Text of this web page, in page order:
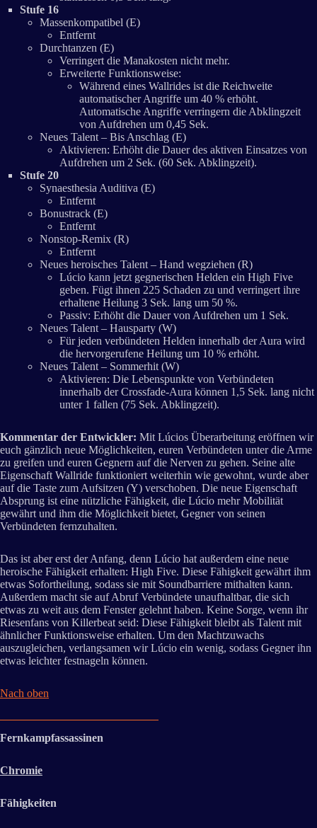
Stufe 16
Massenkompatibel (E)
Entfernt
Durchtanzen (E)
Verringert die Manakosten nicht mehr.
Erweiterte Funktionsweise:
Während eines Wallrides ist die Reichweite
automatischer Angriffe um 40 % erhöht.
Automatische Angriffe verringern die Abklingzeit
von Aufdrehen um 0,45 Sek.
Neues Talent – Bis Anschlag (E)
Aktivieren: Erhöht die Dauer des aktiven Einsatzes von
Aufdrehen um 2 Sek. (60 Sek. Abklingzeit).
Stufe 20
Synaesthesia Auditiva (E)
Entfernt
Bonustrack (E)
Entfernt
Nonstop-Remix (R)
Entfernt
Neues heroisches Talent – Hand wegziehen (R)
Lúcio kann jetzt gegnerischen Helden ein High Five
geben. Fügt ihnen 225 Schaden zu und verringert ihre
erhaltene Heilung 3 Sek. lang um 50 %.
Passiv: Erhöht die Dauer von Aufdrehen um 1 Sek.
Neues Talent – Hausparty (W)
Für jeden verbündeten Helden innerhalb der Aura wird
die hervorgerufene Heilung um 10 % erhöht.
Neues Talent – Sommerhit (W)
Aktivieren: Die Lebenspunkte von Verbündeten
innerhalb der Crossfade-Aura können 1,5 Sek. lang nicht
unter 1 fallen (75 Sek. Abklingzeit).
Kommentar der Entwickler: Mit Lúcios Überarbeitung eröffnen wir
euch gänzlich neue Möglichkeiten, euren Verbündeten unter die Arme
zu greifen und euren Gegnern auf die Nerven zu gehen. Seine alte
Eigenschaft Wallride funktioniert weiterhin wie gewohnt, wurde aber
auf die Taste zum Aufsitzen (Y) verschoben. Die neue Eigenschaft
Absprung ist eine nützliche Fähigkeit, die Lúcio mehr Mobilität
gewährt und ihm die Möglichkeit bietet, Gegner von seinen
Verbündeten fernzuhalten.
Das ist aber erst der Anfang, denn Lúcio hat außerdem eine neue
heroische Fähigkeit erhalten: High Five. Diese Fähigkeit gewährt ihm
etwas Sofortheilung, sodass sie mit Soundbarriere mithalten kann.
Außerdem macht sie auf Abruf Verbündete unaufhaltbar, die sich
etwas zu weit aus dem Fenster gelehnt haben. Keine Sorge, wenn ihr
Riesenfans von Killerbeat seid: Diese Fähigkeit bleibt als Talent mit
ähnlicher Funktionsweise erhalten. Um den Machtzuwachs
auszugleichen, verlangsamen wir Lúcio ein wenig, sodass Gegner ihn
etwas leichter festnageln können.
Nach oben
Fernkampfassassinen
Chromie
Fähigkeiten